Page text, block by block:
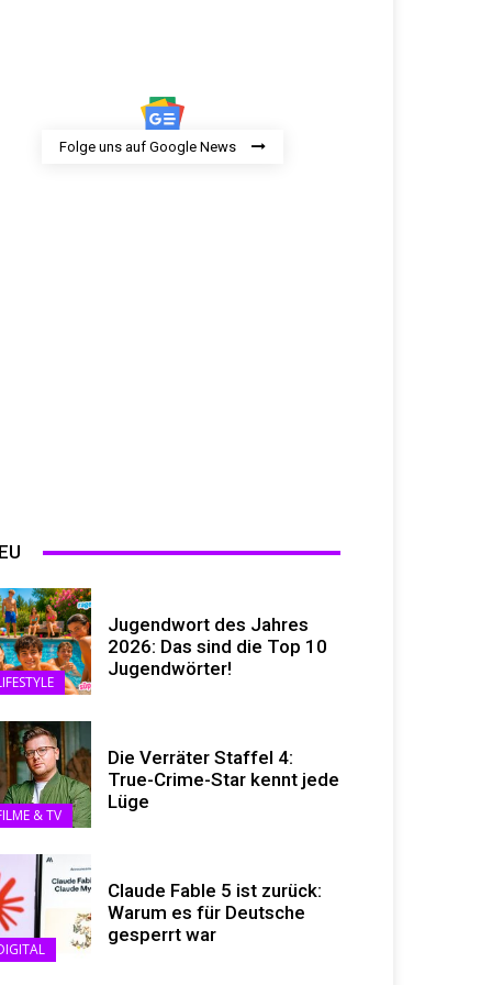
Folge uns auf Google News
Jugendwort des Jahres
2026: Das sind die Top 10
Jugendwörter!
& TV
Die Verräter Staffel 4:
True-Crime-Star kennt jede
Lüge
Claude Fable 5 ist zurück:
Warum es für Deutsche
gesperrt war